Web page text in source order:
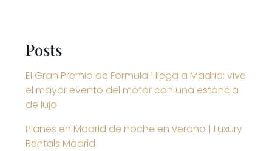
Posts
El Gran Premio de Fórmula 1 llega a Madrid: vive
el mayor evento del motor con una estancia
de lujo
Planes en Madrid de noche en verano | Luxury
Rentals Madrid